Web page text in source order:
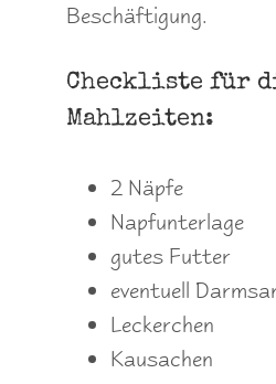
Beschäftigung.
Checkliste für
Mahlzeiten:
2 Näpfe
Napfunterlage
gutes Futter
eventuell
Leckerchen
Kausachen